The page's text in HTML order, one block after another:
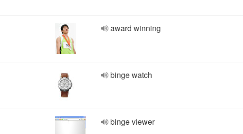
award winning
binge watch
binge viewer